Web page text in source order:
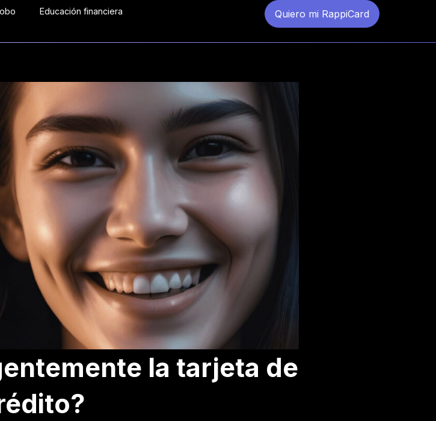
Educación financiera Quiero mi RappiCard
la tarjeta de